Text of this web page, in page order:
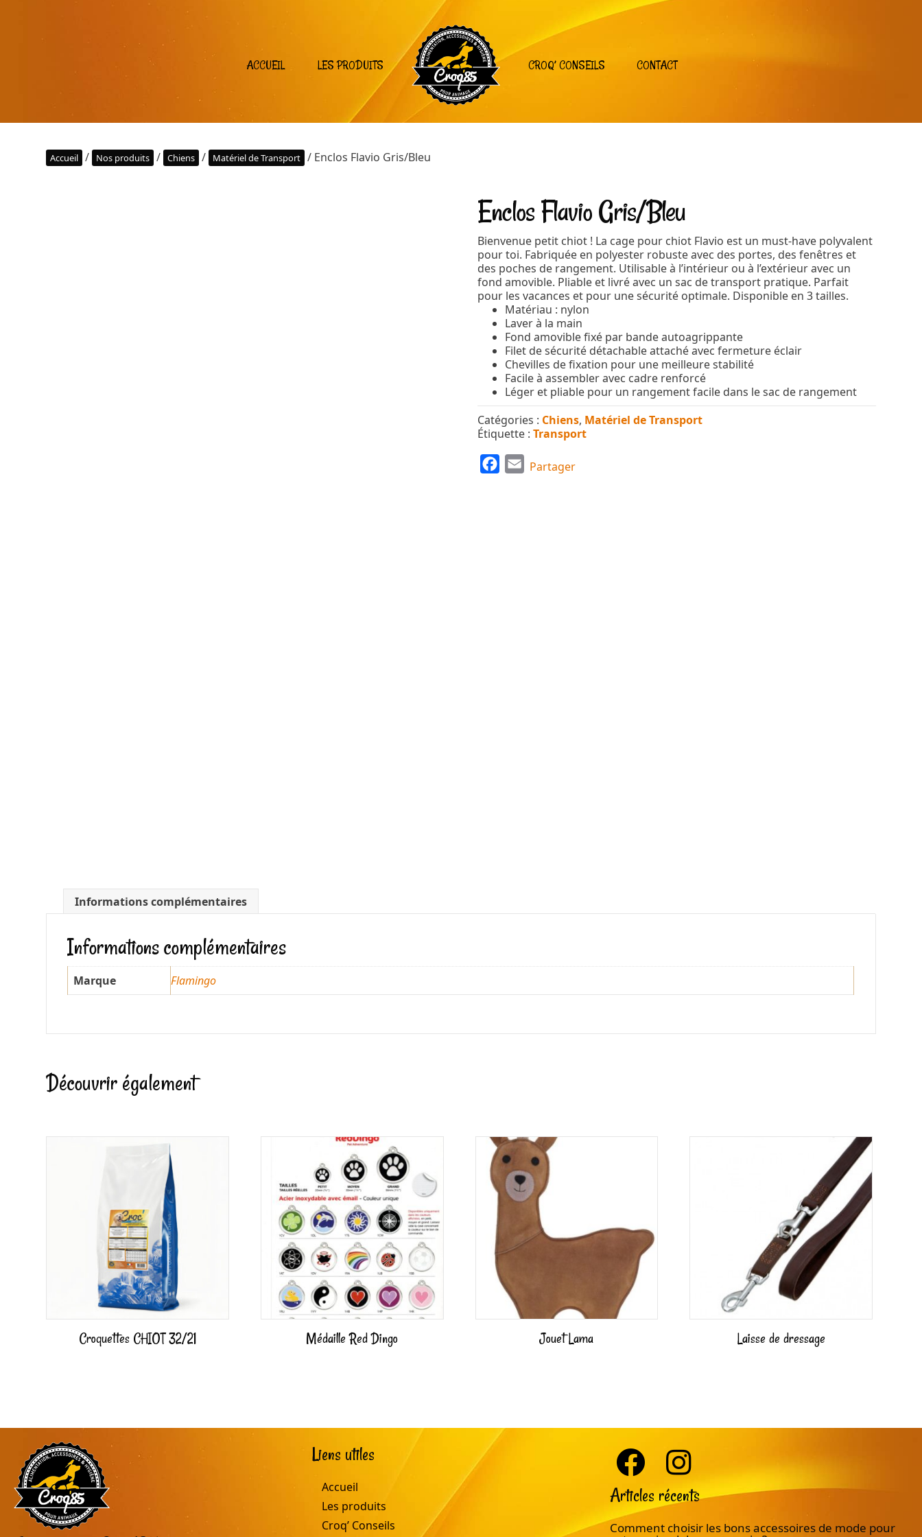
ACCUEIL LES PRODUITS CROQ’ CONSEILS CONTACT
Accueil / Nos produits / Chiens / Matériel de Transport / Enclos Flavio Gris/Bleu
Enclos Flavio Gris/Bleu
Bienvenue petit chiot ! La cage pour chiot Flavio est un must-have polyvalent
pour toi. Fabriquée en polyester robuste avec des portes, des fenêtres et
des poches de rangement. Utilisable à l’intérieur ou à l’extérieur avec un
fond amovible. Pliable et livré avec un sac de transport pratique. Parfait
pour les vacances et pour une sécurité optimale. Disponible en 3 tailles.
Matériau : nylon
Laver à la main
Fond amovible fixé par bande autoagrippante
Filet de sécurité détachable attaché avec fermeture éclair
Chevilles de fixation pour une meilleure stabilité
Facile à assembler avec cadre renforcé
Léger et pliable pour un rangement facile dans le sac de rangement
Catégories : Chiens, Matériel de Transport
Étiquette :Transport
EPartager
Informations complémentaires
Informations complémentaires
Marque Flamingo
Découvrir également
Croquettes CHIOT 32/21 Médaille Red Dingo Jouet Lama Laisse de dressage
Liens utiles
Accueil
Les produits
Croq’ Conseils
Articles récents
Comment choisir les bons accessoires de mode pour